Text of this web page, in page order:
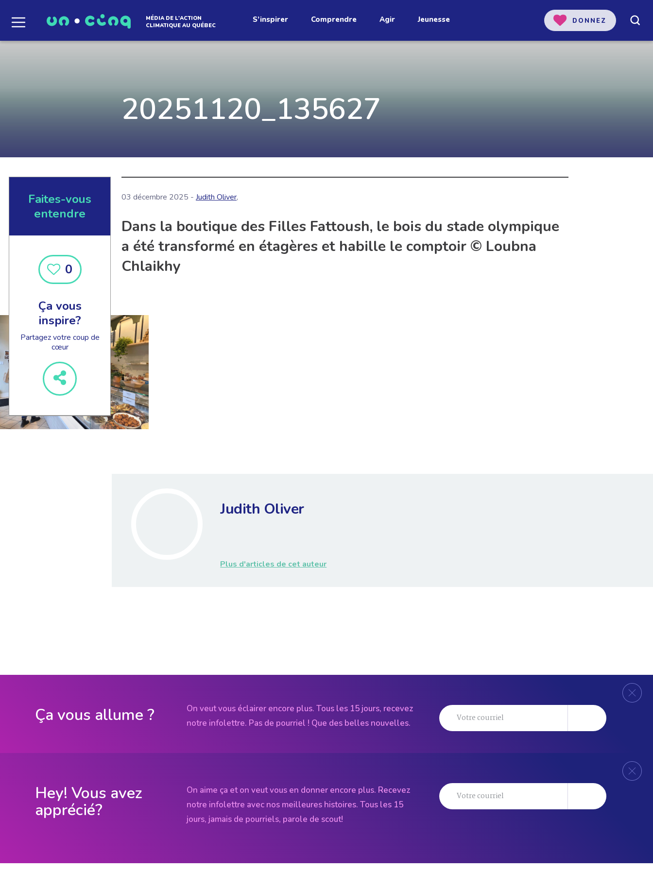
Le média qui détend
EN SAVOIR +
Découvrez notre
infolettre!
MÉDIA DE L'ACTION
CLIMATIQUE AU QUÉBEC
S’inspirer Comprendre Agir Jeunesse DONNEZ
20251120_135627
Faites-vous
entendre
0
Ça vous
inspire?
Partagez votre coup de
cœur
03 décembre 2025 - Judith Oliver,
Dans la boutique des Filles Fattoush, le bois du stade olympique
a été transformé en étagères et habille le comptoir © Loubna
Chlaikhy
Judith Oliver
Plus d'articles de cet auteur
Ça vous allume ?
On veut vous éclairer encore plus. Tous les 15 jours, recevez
notre infolettre. Pas de pourriel ! Que des belles nouvelles.
Hey! Vous avez
apprécié?
On aime ça et on veut vous en donner encore plus. Recevez
notre infolettre avec nos meilleures histoires. Tous les 15
jours, jamais de pourriels, parole de scout!